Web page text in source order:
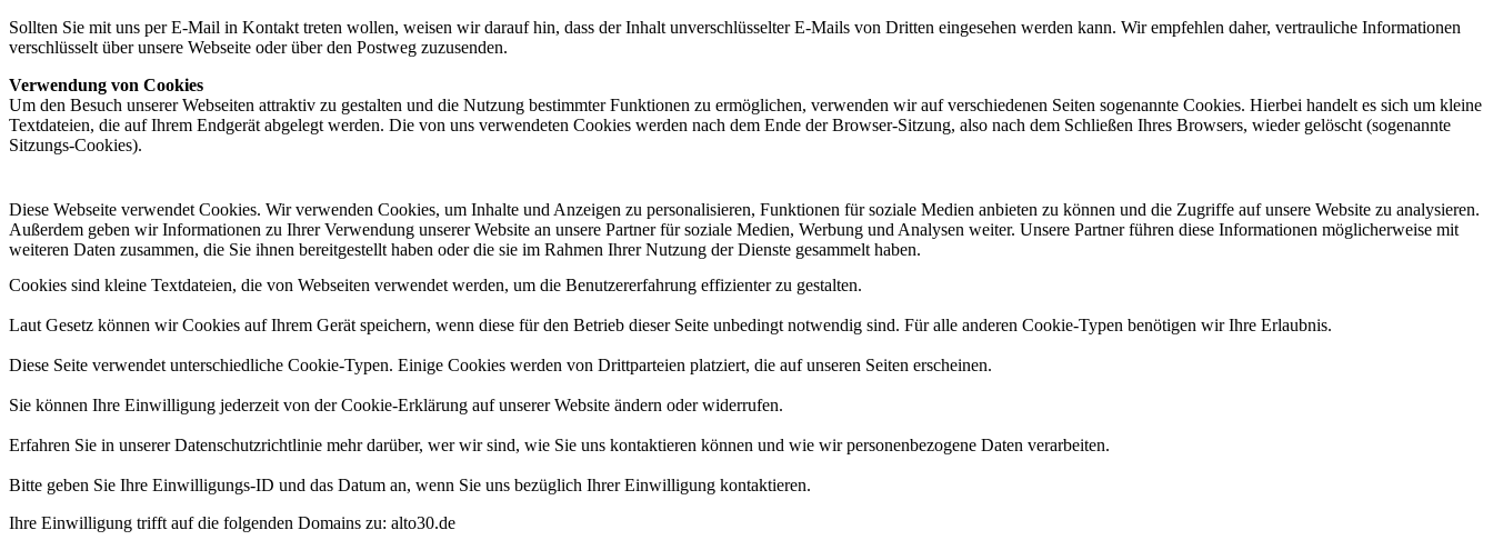
Sollten Sie mit uns per E-Mail in Kontakt treten wollen, weisen wir darauf hin, dass der Inhalt unverschlüsselter E-Mails von Dritten eingesehen werden kann. Wir empfehlen daher, vertrauliche Informationen
verschlüsselt über unsere Webseite oder über den Postweg zuzusenden.
Verwendung von Cookies
Um den Besuch unserer Webseiten attraktiv zu gestalten und die Nutzung bestimmter Funktionen zu ermöglichen, verwenden wir auf verschiedenen Seiten sogenannte Cookies. Hierbei handelt es sich um kleine
Textdateien, die auf Ihrem Endgerät abgelegt werden. Die von uns verwendeten Cookies werden nach dem Ende der Browser-Sitzung, also nach dem Schließen Ihres Browsers, wieder gelöscht (sogenannte
Sitzungs-Cookies).
Diese Webseite verwendet Cookies. Wir verwenden Cookies, um Inhalte und Anzeigen zu personalisieren, Funktionen für soziale Medien anbieten zu können und die Zugriffe auf unsere Website zu analysieren.
Außerdem geben wir Informationen zu Ihrer Verwendung unserer Website an unsere Partner für soziale Medien, Werbung und Analysen weiter. Unsere Partner führen diese Informationen möglicherweise mit
weiteren Daten zusammen, die Sie ihnen bereitgestellt haben oder die sie im Rahmen Ihrer Nutzung der Dienste gesammelt haben.
Cookies sind kleine Textdateien, die von Webseiten verwendet werden, um die Benutzererfahrung effizienter zu gestalten.
Laut Gesetz können wir Cookies auf Ihrem Gerät speichern, wenn diese für den Betrieb dieser Seite unbedingt notwendig sind. Für alle anderen Cookie-Typen benötigen wir Ihre Erlaubnis.
Diese Seite verwendet unterschiedliche Cookie-Typen. Einige Cookies werden von Drittparteien platziert, die auf unseren Seiten erscheinen.
Sie können Ihre Einwilligung jederzeit von der Cookie-Erklärung auf unserer Website ändern oder widerrufen.
Erfahren Sie in unserer Datenschutzrichtlinie mehr darüber, wer wir sind, wie Sie uns kontaktieren können und wie wir personenbezogene Daten verarbeiten.
Bitte geben Sie Ihre Einwilligungs-ID und das Datum an, wenn Sie uns bezüglich Ihrer Einwilligung kontaktieren.
Ihre Einwilligung trifft auf die folgenden Domains zu: alto30.de